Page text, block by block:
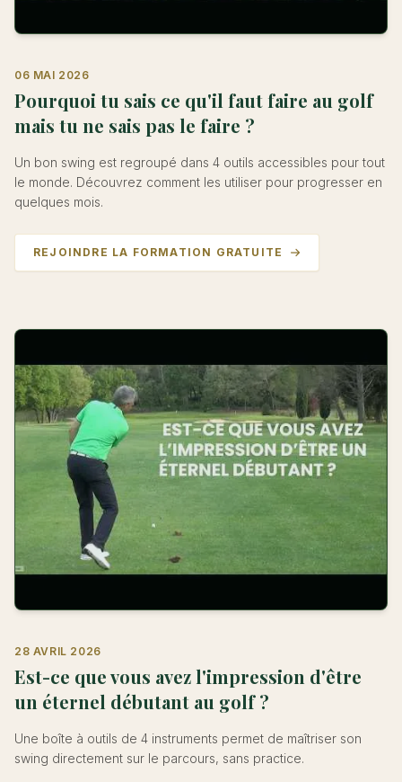
06 MAI 2026
Pourquoi tu sais ce qu'il faut faire au golf
mais tu ne sais pas le faire ?
Un bon swing est regroupé dans 4 outils accessibles pour tout
le monde. Découvrez comment les utiliser pour progresser en
quelques mois.
REJOINDRE LA FORMATION GRATUITE
28 AVRIL 2026
Est-ce que vous avez l'impression d'être
un éternel débutant au golf ?
Une boîte à outils de 4 instruments permet de maîtriser son
swing directement sur le parcours, sans practice.